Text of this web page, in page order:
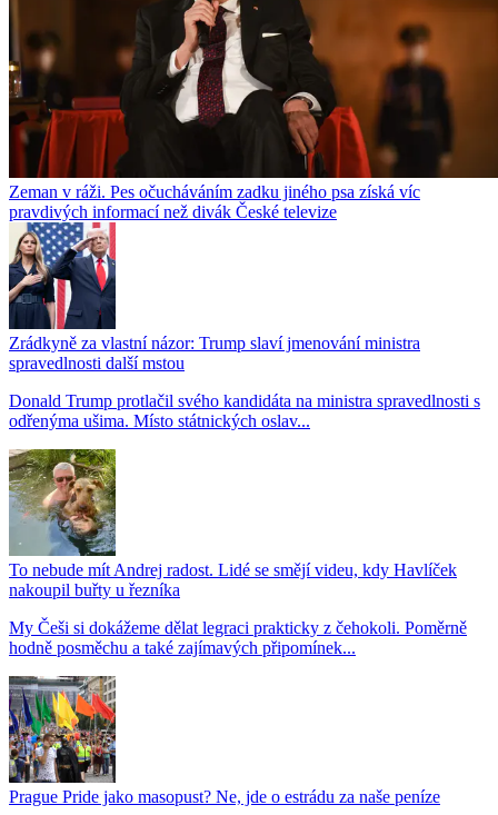
Zeman v ráži. Pes očucháváním zadku jiného psa získá víc
pravdivých informací než divák České televize
Zrádkyně za vlastní názor: Trump slaví jmenování ministra
spravedlnosti další mstou
Donald Trump protlačil svého kandidáta na ministra spravedlnosti s
odřenýma ušima. Místo státnických oslav...
To nebude mít Andrej radost. Lidé se smějí videu, kdy Havlíček
nakoupil buřty u řezníka
My Češi si dokážeme dělat legraci prakticky z čehokoli. Poměrně
hodně posměchu a také zajímavých připomínek...
Prague Pride jako masopust? Ne, jde o estrádu za naše peníze